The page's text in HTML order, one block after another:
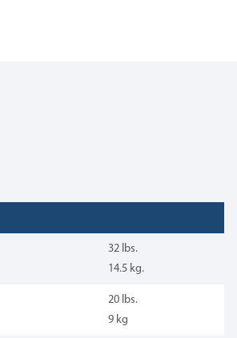
32 lbs.
14.5 kg.
20 lbs.
9 kg